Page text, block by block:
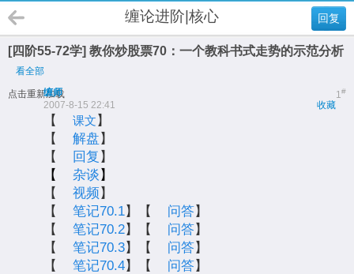
回复
缠论进阶|核心
[四阶55-72学] 教你炒股票70：一个教科书式走势的示范分析
看全部
点击重新加载 1#
缠师
收藏
2007-8-15 22:41
【 课文 】
【
解盘 】
【
回复 】
【 杂谈 】
【 视频 】
【
笔记70.1】【 问答】
【
笔记70.2】【 问答】
【
笔记70.3】【 问答】
【
笔记70.4】【 问答】